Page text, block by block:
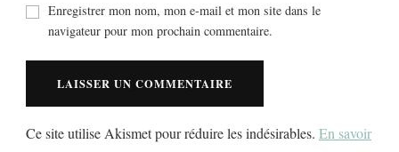
Enregistrer mon nom, mon e-mail et mon site dans le
navigateur pour mon prochain commentaire.
Ce site utilise Akismet pour réduire les indésirables. En savoir